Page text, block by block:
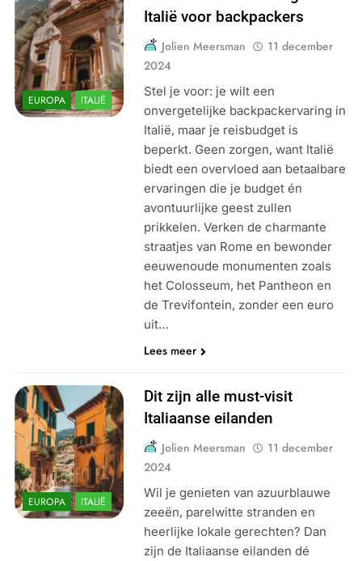
EUROPA ITALIË
Italië voor backpackers
Jolien Meersman
11 december
2024
Stel je voor: je wilt een
onvergetelijke backpackervaring in
Italië, maar je reisbudget is
beperkt. Geen zorgen, want Italië
biedt een overvloed aan betaalbare
ervaringen die je budget én
avontuurlijke geest zullen
prikkelen. Verken de charmante
straatjes van Rome en bewonder
eeuwenoude monumenten zoals
het Colosseum, het Pantheon en
de Trevifontein, zonder een euro
uit…
Lees meer
EUROPA ITALIË
Dit zijn alle must-visit
Italiaanse eilanden
Jolien Meersman
11 december
2024
Wil je genieten van azuurblauwe
zeeën, parelwitte stranden en
heerlijke lokale gerechten? Dan
zijn de Italiaanse eilanden dé